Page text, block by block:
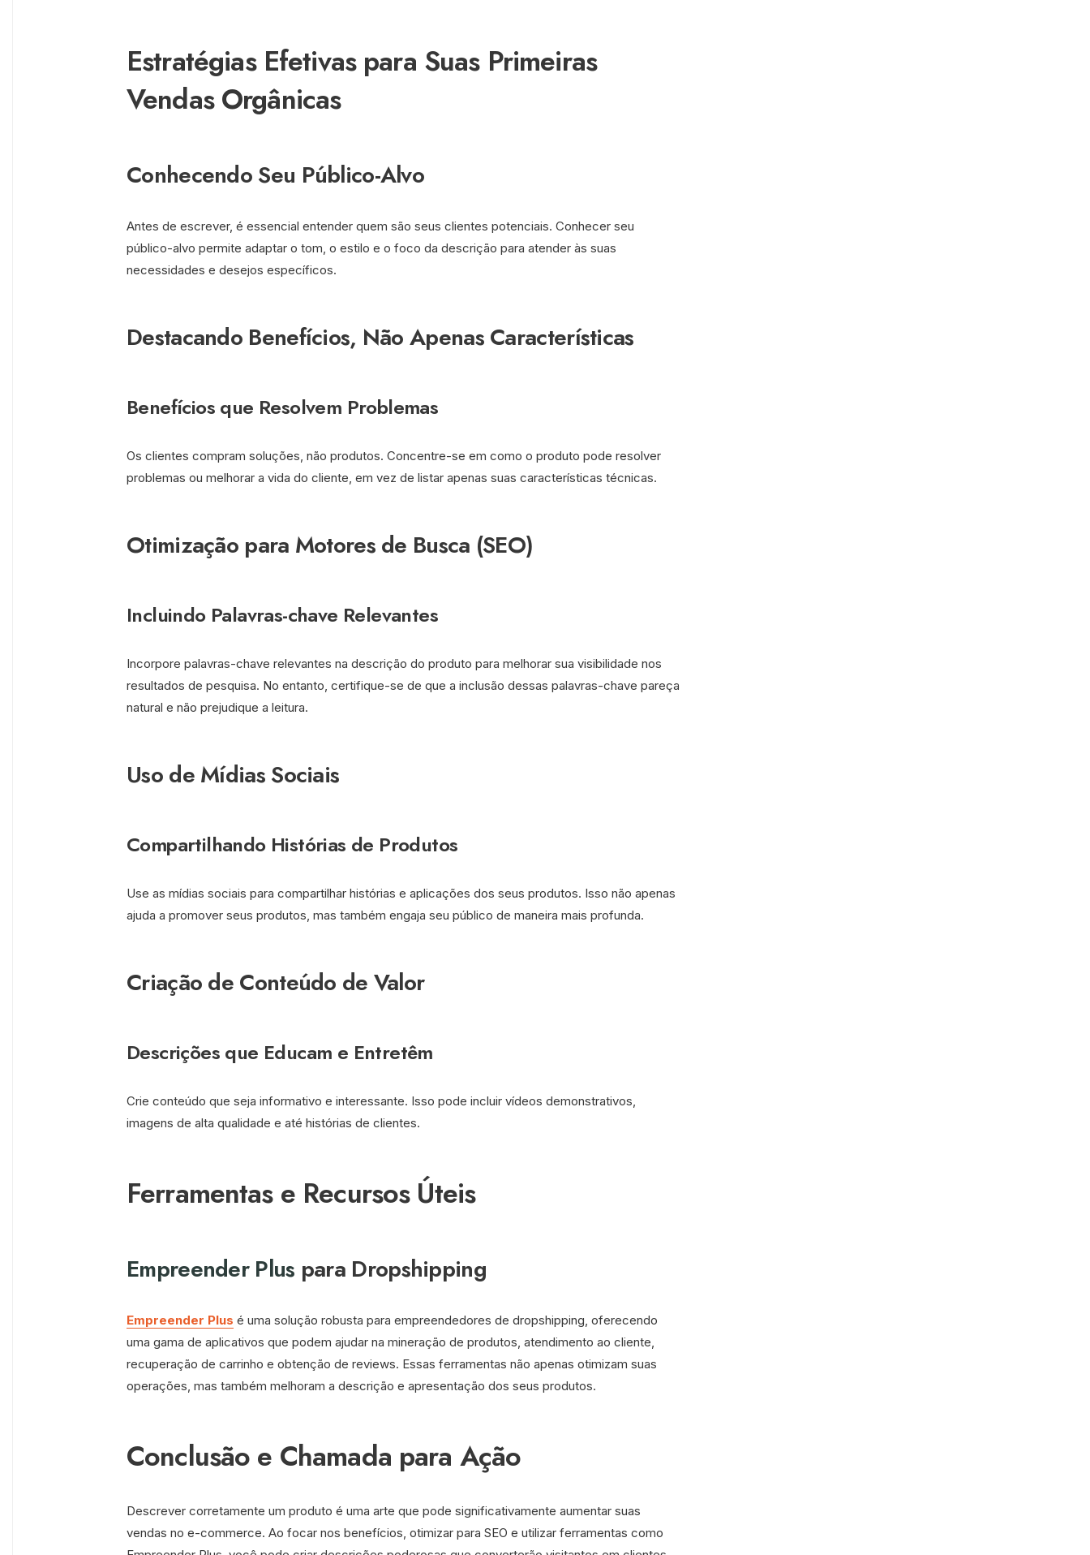
Estratégias Efetivas para Suas Primeiras
Vendas Orgânicas
Conhecendo Seu Público-Alvo
Antes de escrever, é essencial entender quem são seus clientes potenciais. Conhecer seu
público-alvo permite adaptar o tom, o estilo e o foco da descrição para atender às suas
necessidades e desejos específicos.
Destacando Benefícios, Não Apenas Características
Benefícios que Resolvem Problemas
Os clientes compram soluções, não produtos. Concentre-se em como o produto pode resolver
problemas ou melhorar a vida do cliente, em vez de listar apenas suas características técnicas.
Otimização para Motores de Busca (SEO)
Incluindo Palavras-chave Relevantes
Incorpore palavras-chave relevantes na descrição do produto para melhorar sua visibilidade nos
resultados de pesquisa. No entanto, certifique-se de que a inclusão dessas palavras-chave pareça
natural e não prejudique a leitura.
Uso de Mídias Sociais
Compartilhando Histórias de Produtos
Use as mídias sociais para compartilhar histórias e aplicações dos seus produtos. Isso não apenas
ajuda a promover seus produtos, mas também engaja seu público de maneira mais profunda.
Criação de Conteúdo de Valor
Descrições que Educam e Entretêm
Crie conteúdo que seja informativo e interessante. Isso pode incluir vídeos demonstrativos,
imagens de alta qualidade e até histórias de clientes.
Ferramentas e Recursos Úteis
Empreender Plus para Dropshipping
Empreender Plus é uma solução robusta para empreendedores de dropshipping, oferecendo
uma gama de aplicativos que podem ajudar na mineração de produtos, atendimento ao cliente,
recuperação de carrinho e obtenção de reviews. Essas ferramentas não apenas otimizam suas
operações, mas também melhoram a descrição e apresentação dos seus produtos.
Conclusão e Chamada para Ação
Descrever corretamente um produto é uma arte que pode significativamente aumentar suas
vendas no e-commerce. Ao focar nos benefícios, otimizar para SEO e utilizar ferramentas como